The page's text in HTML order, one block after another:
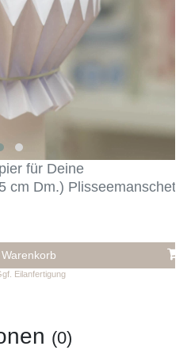
für Deine
cm Dm.) Plisseemanschette
Eilanfertigung
(0)